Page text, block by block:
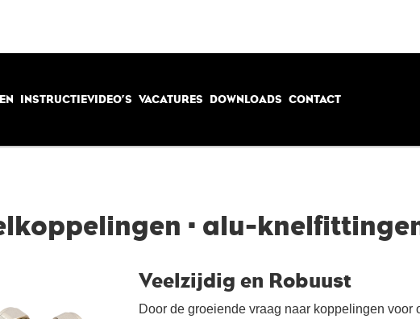
INSTRUCTIEVIDEO’S VACATURES DOWNLOADS CONTACT
· alu-
Veelzijdig en Robuust
Door de groeiende vraag naar koppelingen